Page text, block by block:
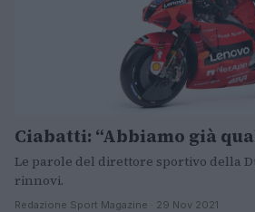
Ciabatti: “Abbiamo già
Le parole del direttore sportivo della
rinnovi.
Redazione Sport Magazine · 29 Nov 2021